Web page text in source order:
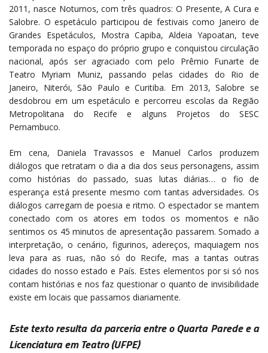
2011, nasce Noturnos, com três quadros: O Presente, A Cura e
Salobre. O espetáculo participou de festivais como Janeiro de
Grandes Espetáculos, Mostra Capiba, Aldeia Yapoatan, teve
temporada no espaço do próprio grupo e conquistou circulação
nacional, após ser agraciado com pelo Prêmio Funarte de
Teatro Myriam Muniz, passando pelas cidades do Rio de
Janeiro, Niterói, São Paulo e Curitiba. Em 2013, Salobre se
desdobrou em um espetáculo e percorreu escolas da Região
Metropolitana do Recife e alguns Projetos do SESC
Pernambuco.
Em cena, Daniela Travassos e Manuel Carlos produzem
diálogos que retratam o dia a dia dos seus personagens, assim
como histórias do passado, suas lutas diárias… o fio de
esperança está presente mesmo com tantas adversidades. Os
diálogos carregam de poesia e ritmo. O espectador se mantem
conectado com os atores em todos os momentos e não
sentimos os 45 minutos de apresentação passarem. Somado a
interpretação, o cenário, figurinos, adereços, maquiagem nos
leva para as ruas, não só do Recife, mas a tantas outras
cidades do nosso estado e País. Estes elementos por si só nos
contam histórias e nos faz questionar o quanto de invisibilidade
existe em locais que passamos diariamente.
Este texto resulta da parceria entre o Quarta Parede e a
Licenciatura em Teatro (UFPE)